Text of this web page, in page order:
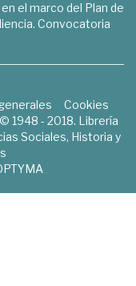
el marco del Plan de
Convocatoria
Cookies
1948 - 2018. Librería
Sociales, Historia y